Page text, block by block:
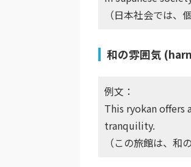
（日本社会では、
和の雰囲気
例文：
This ryokan offers
tranquility.
（この旅館は、和